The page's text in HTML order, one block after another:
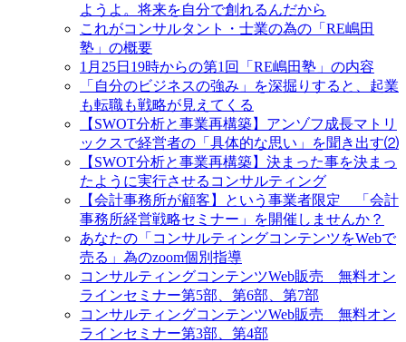
ようよ。将来を自分で創れるんだから
これがコンサルタント・士業の為の「RE嶋田
塾」の概要
1月25日19時からの第1回「RE嶋田塾」の内容
「自分のビジネスの強み」を深掘りすると、起業
も転職も戦略が見えてくる
【SWOT分析と事業再構築】アンゾフ成長マトリ
ックスで経営者の「具体的な思い」を聞き出す⑵
【SWOT分析と事業再構築】決まった事を決まっ
たように実行させるコンサルティング
【会計事務所が顧客】という事業者限定 「会計
事務所経営戦略セミナー」を開催しませんか？
あなたの「コンサルティングコンテンツをWebで
売る」為のzoom個別指導
コンサルティングコンテンツWeb販売 無料オン
ラインセミナー第5部、第6部、第7部
コンサルティングコンテンツWeb販売 無料オン
ラインセミナー第3部、第4部